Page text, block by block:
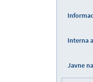
Interna
Javne